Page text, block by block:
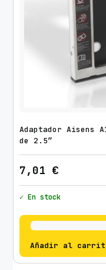
Adaptador Aisens
de 2.5″
7,01 €
✓ En stock
Añadir al